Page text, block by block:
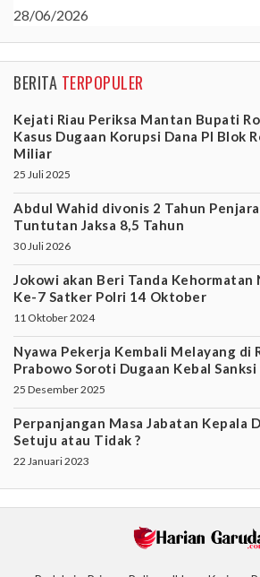
28/06/2026
BERITA TERPOPULER
Kejati Riau Periksa Mantan Bupati
Kasus Dugaan Korupsi Dana PI Blok
Miliar
25 Juli 2025
Abdul Wahid divonis 2 Tahun
Tuntutan Jaksa 8,5 Tahun
30 Juli 2026
Jokowi akan Beri Tanda Kehormatan
Ke-7 Satker Polri 14 Oktober
11 Oktober 2024
Nyawa Pekerja Kembali Melayang di
Prabowo Soroti Dugaan Kebal
25 Desember 2025
Perpanjangan Masa Jabatan Kepala
Setuju atau Tidak ?
22 Januari 2023